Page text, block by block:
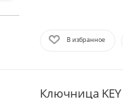
В избранное
Ключница KEY